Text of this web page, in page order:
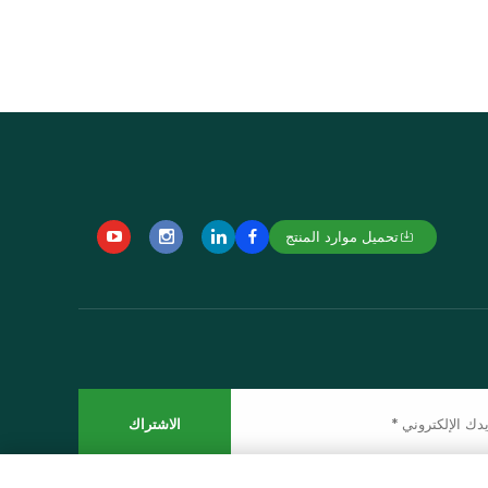
تحميل موارد المنتج
الاشتراك